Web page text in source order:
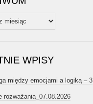
WPISY
między emocjami a logiką – 3
rozważania_07.08.2026